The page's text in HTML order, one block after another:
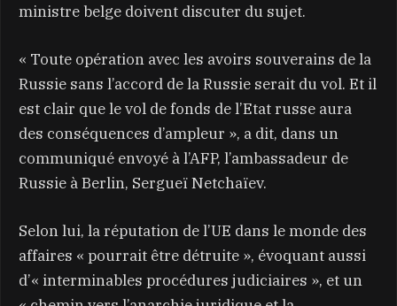
ministre belge doivent discuter du sujet.
« Toute opération avec les avoirs souverains de la
Russie sans l’accord de la Russie serait du vol. Et il
est clair que le vol de fonds de l’Etat russe aura
des conséquences d’ampleur », a dit, dans un
communiqué envoyé à l’AFP, l’ambassadeur de
Russie à Berlin, Sergueï Netchaïev.
Selon lui, la réputation de l’UE dans le monde des
affaires « pourrait être détruite », évoquant aussi
d’« interminables procédures judiciaires », et un